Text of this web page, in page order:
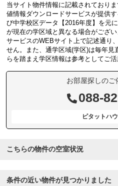
当サイト物件情報に記載されており
値情報ダウンロードサービスが提供
び中学校区データ【2016年度】を元
が現在の学区域と異なる場合がござ
サービスのWEBサイト上で記述通り
せん。また、通学区域(学区)は毎年見
らを踏まえ学区情報は参考としてご活
お部屋探しのご
088-
ピタットハ
こちらの物件の空室状況
条件の近い物件が見つかりました